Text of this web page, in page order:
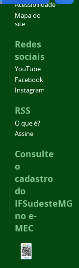
Acessibilidade
Mapa do
site
Redes
sociais
YouTube
Facebook
Instagram
RSS
O que é?
Assine
Consulte
o
cadastro
do
IFSudesteMG
no e-
MEC